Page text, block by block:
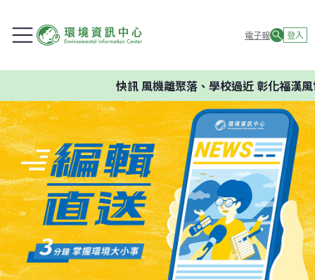
電子報 登入
快訊風機離聚落、學校過近 彰化福漢風